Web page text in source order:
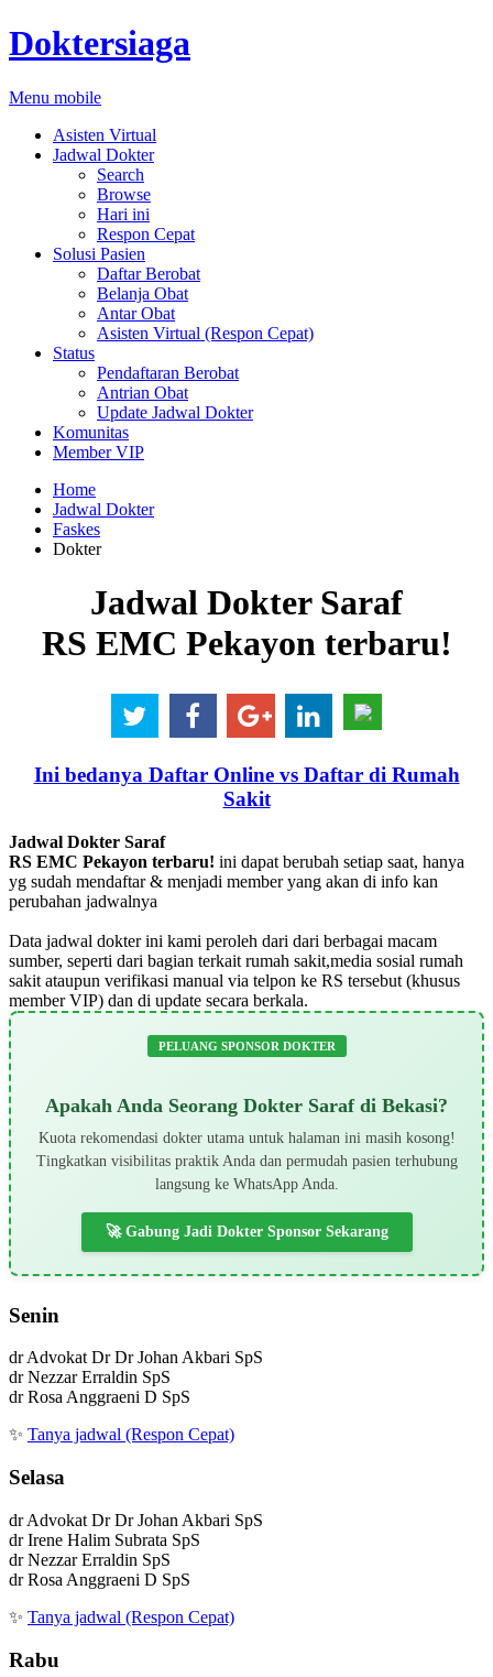
Doktersiaga
Menu mobile
Asisten Virtual
Jadwal Dokter
Search
Browse
Hari ini
Respon Cepat
Solusi Pasien
Daftar Berobat
Belanja Obat
Antar Obat
Asisten Virtual (Respon Cepat)
Status
Pendaftaran Berobat
Antrian Obat
Update Jadwal Dokter
Komunitas
Member VIP
Home
Jadwal Dokter
Faskes
Dokter
Jadwal Dokter Saraf
RS EMC Pekayon terbaru!
Ini bedanya Daftar Online vs Daftar di Rumah
Sakit
Jadwal Dokter Saraf
RS EMC Pekayon terbaru! ini dapat berubah setiap saat, hanya
yg sudah mendaftar & menjadi member yang akan di info kan
perubahan jadwalnya
Data jadwal dokter ini kami peroleh dari dari berbagai macam
sumber, seperti dari bagian terkait rumah sakit,media sosial rumah
sakit ataupun verifikasi manual via telpon ke RS tersebut (khusus
member VIP) dan di update secara berkala.
PELUANG SPONSOR DOKTER
Apakah Anda Seorang Dokter Saraf di Bekasi?
Kuota rekomendasi dokter utama untuk halaman ini masih kosong!
Tingkatkan visibilitas praktik Anda dan permudah pasien terhubung
langsung ke WhatsApp Anda.
🚀 Gabung Jadi Dokter Sponsor Sekarang
Senin
dr Advokat Dr Dr Johan Akbari SpS
dr Nezzar Erraldin SpS
dr Rosa Anggraeni D SpS
✨ Tanya jadwal (Respon Cepat)
Selasa
dr Advokat Dr Dr Johan Akbari SpS
dr Irene Halim Subrata SpS
dr Nezzar Erraldin SpS
dr Rosa Anggraeni D SpS
✨ Tanya jadwal (Respon Cepat)
Rabu